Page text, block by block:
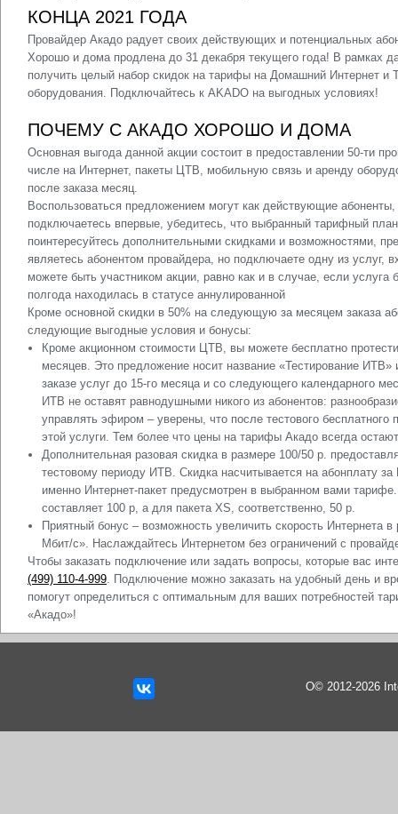
КОНЦА 2021 ГОДА
Провайдер Акадо радует своих действующих и потенциальных
Хорошо и дома продлена до 31 декабря текущего года! В рамках
получить целый набор скидок на тарифы на Домашний Интернет и
оборудования. Подключайтесь к AKADO на выгодных условиях!
ПОЧЕМУ С АКАДО ХОРОШО И ДОМА
Основная выгода данной акции состоит в предоставлении 50-ти
числе на Интернет, пакеты ЦТВ, мобильную связь и аренду
после заказа месяц.
Воспользоваться предложением могут как действующие
подключаетесь впервые, убедитесь, что выбранный тарифный
поинтересуйтесь дополнительными скидками и возможностями,
являетесь абонентом провайдера, но подключаете одну из
можете быть участником акции, равно как и в случае, если
полгода находилась в статусе аннулированной
Кроме основной скидки в 50% на следующую за месяцем заказа
следующие выгодные условия и бонусы:
Кроме акционном стоимости ЦТВ, вы можете бесплатно
месяцев. Это предложение носит название «Тестирование
заказе услуг до 15-го месяца и со следующего календарного
ИТВ не оставят равнодушными никого из абонентов:
управлять эфиром – уверены, что после тестового бесплатного
этой услуги. Тем более что цены на тарифы Акадо всегда
Дополнительная разовая скидка в размере 100/50 р.
тестовому периоду ИТВ. Скидка насчитывается на абонплату за
именно Интернет-пакет предусмотрен в выбранном вами
составляет 100 р, а для пакета XS, соответственно, 50 р.
Приятный бонус – возможность увеличить скорость Интернета
Мбит/с». Наслаждайтесь Интернетом без ограничений с
Чтобы заказать подключение или задать вопросы, которые вас
(499) 110-4-999. Подключение можно заказать на удобный день и
помогут определиться с оптимальным для ваших потребностей
«Акадо»!
О© 2012-2026